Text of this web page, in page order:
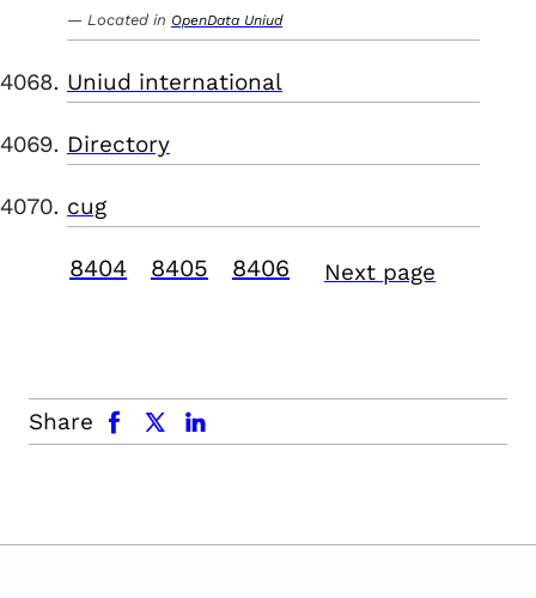
Located in OpenData Uniud
Uniud international
Directory
cug
8404 8405 8406 Next page
Share
facebook x.com linkedin